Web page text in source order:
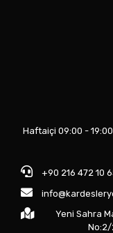
Haftaiçi 09:00 -
+90 216 472 10
Yeni Sahra